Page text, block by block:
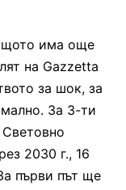
има още
на Gazzetta
за шок, за
За 3-ти
2030 г., 16
първи път ще